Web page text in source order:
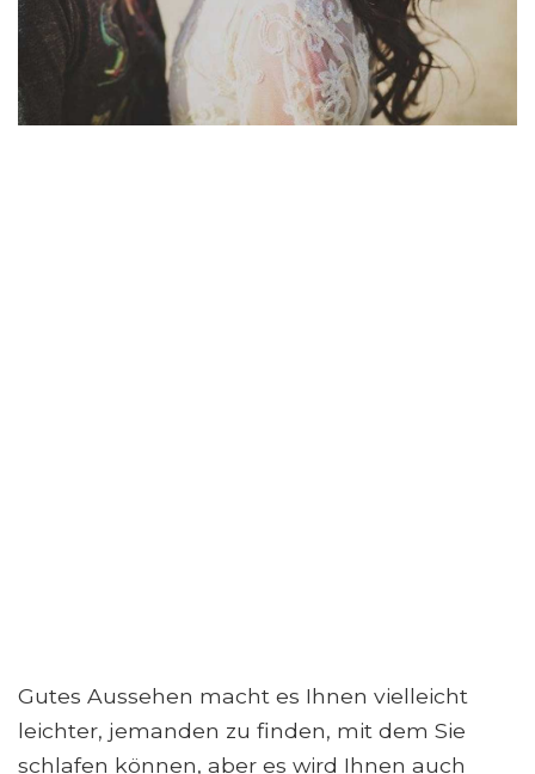
Gutes Aussehen macht es Ihnen vielleicht
leichter, jemanden zu finden, mit dem Sie
schlafen können, aber es wird Ihnen auch